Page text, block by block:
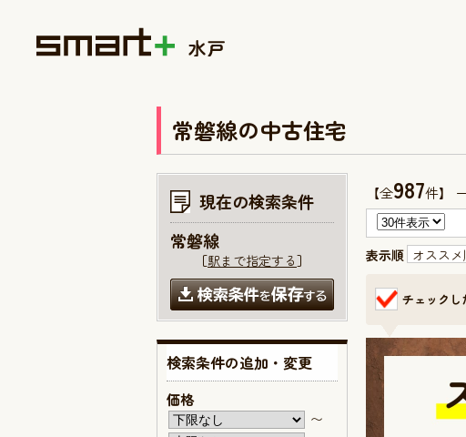
常磐線の中古住宅
【全987件】
表示順 オススメ
チェックし
現在の検索条件
常磐線
［駅まで指定する］
検索条件の追加・変更
価格
〜